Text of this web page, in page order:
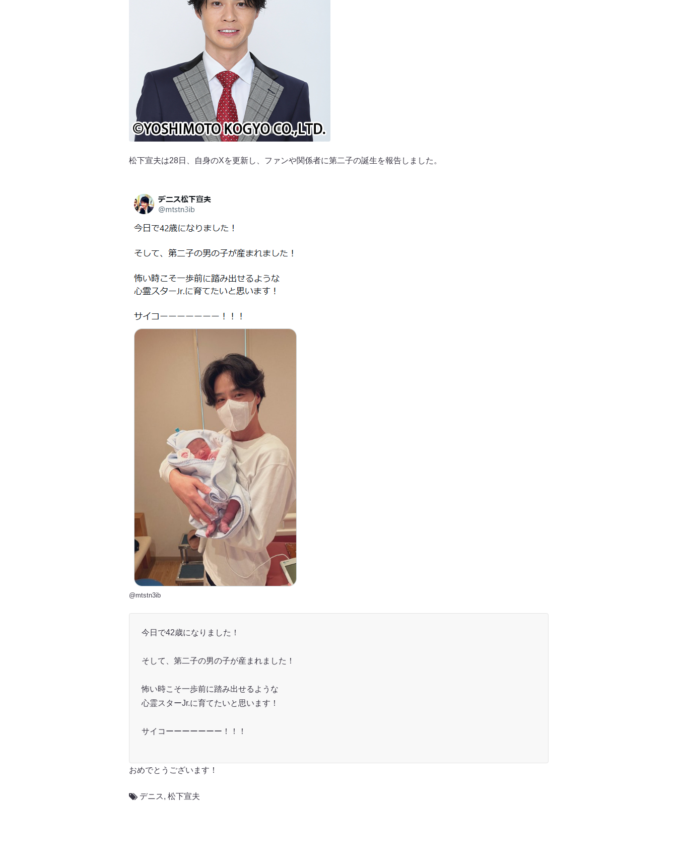
松下宣夫は28日、自身のXを更新し、ファンや関係者に第二子の誕生を報告しました。
@mtstn3ib
今日で42歳になりました！
そして、第二子の男の子が産まれました！
怖い時こそ一歩前に踏み出せるような
心霊スターJr.に育てたいと思います！
サイコーーーーーーー！！！
おめでとうございます！
デニス, 松下宣夫